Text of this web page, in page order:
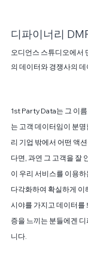
디파이너리
오디언스 스튜디오에서
의 데이터와 경쟁사의
1st Party Data는 그 이
는 고객 데이터임이 분
리 기업 밖에서 어떤 액
다면, 과연 그 고객을 잘
이 우리 서비스를 이용
다각화하여 확실하게 이
시야를 가지고 데이터를
증을 느끼는 분들에겐
니다.